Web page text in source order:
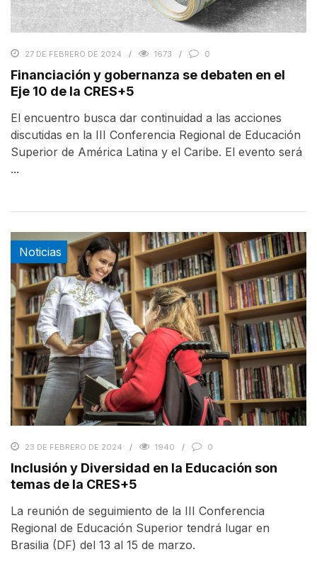
27 DE FEBRERO DE 2024 1673 0
Financiación y gobernanza se debaten en el
Eje 10 de la CRES+5
El encuentro busca dar continuidad a las acciones
discutidas en la III Conferencia Regional de Educación
Superior de América Latina y el Caribe. El evento será
...
Noticias
23 DE FEBRERO DE 2024 1940 0
Inclusión y Diversidad en la Educación son
temas de la CRES+5
La reunión de seguimiento de la III Conferencia
Regional de Educación Superior tendrá lugar en
Brasilia (DF) del 13 al 15 de marzo.